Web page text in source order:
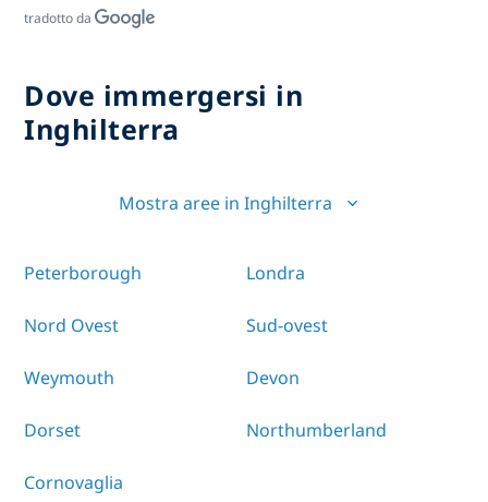
tradotto da
Dove immergersi in
Inghilterra
Mostra aree in Inghilterra
Peterborough Londra
Nord Ovest Sud-ovest
Weymouth Devon
Dorset Northumberland
Cornovaglia